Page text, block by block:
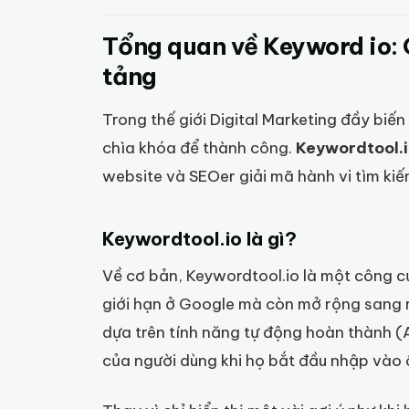
Tổng quan về Keyword
tảng
Trong thế giới Digital Marketing đầy
chìa khóa để thành công.
website và SEOer giải mã hành vi tìm
Keywordtool.io là gì?
Về cơ bản, Keywordtool.io là một công
giới hạn ở Google mà còn mở rộng
dựa trên tính năng tự động hoàn thành
của người dùng khi họ bắt đầu nhập vào